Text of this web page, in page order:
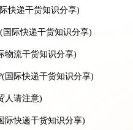
快递干货知识分享)
国际快递干货知识分享)
物流干货知识分享)
国际快递干货知识分享)
人请注意)
际快递干货知识分享)